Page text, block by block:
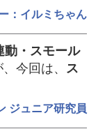
：イルミちゃん
動・スモール
今回は、 ス
ジュニア研究員